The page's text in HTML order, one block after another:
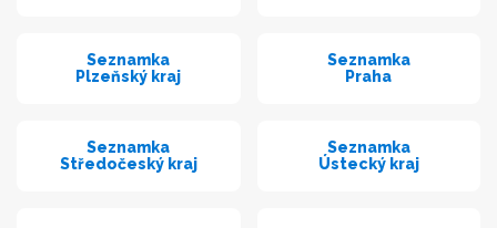
Seznamka
Plzeňský kraj
Seznamka
Praha
Seznamka
Středočeský kraj
Seznamka
Ústecký kraj